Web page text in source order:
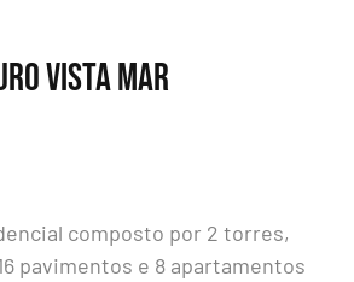
VISTA MAR
composto por 2 torres,
pavimentos e 8 apartamentos